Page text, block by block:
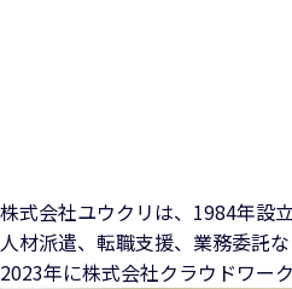
株式会社ユウクリは、1984年設
人材派遣、転職支援、業務委託
2023年に株式会社クラウドワー